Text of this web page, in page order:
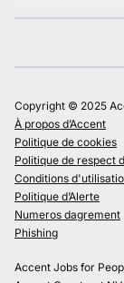
Copyright © 2025
À propos d’Accent
Politique de cookies
Politique de respect
Conditions
Politique d’Alerte
Numeros dagrement
Phishing
Accent Jobs for